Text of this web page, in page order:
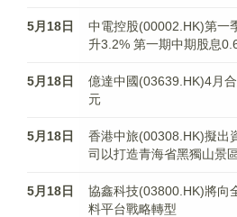
5月18日
中電控股(00002.HK)第一
升3.2% 第一期中期股息
5月18日
億達中國(03639.HK)4月
元
5月18日
香港中旅(00308.HK)擬出
司以打造青海省黑獨山景
5月18日
協鑫科技(03800.HK)將向
料平台戰略轉型